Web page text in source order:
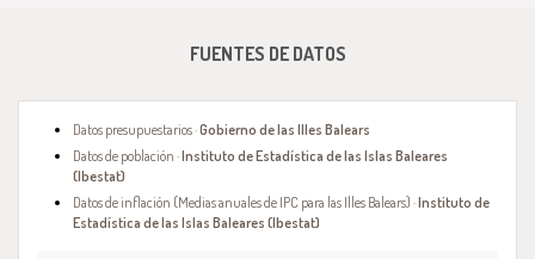
FUENTES DE DATOS
Datos presupuestarios ·Gobierno de las Illes Balears
Datos de población ·Instituto de Estadística de las Islas Baleares
(Ibestat)
Datos de inflación (Medias anuales de IPC para las Illes Balears) ·Instituto de
Estadística de las Islas Baleares (Ibestat)